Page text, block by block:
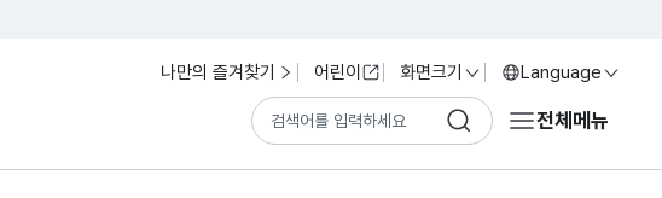
나만의 즐겨찾기 어린이 화면크기 Language
전체메뉴